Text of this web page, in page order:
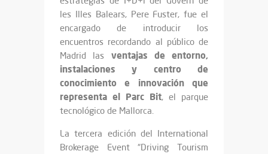
les Illes Balears, Pere Fuster, fue el
encargado de introducir los
encuentros recordando al público de
Madrid las ventajas de entorno,
instalaciones y centro de
conocimiento e innovación que
representa el Parc Bit, el parque
tecnológico de Mallorca.
La tercera edición del International
Brokerage Event “Driving Tourism